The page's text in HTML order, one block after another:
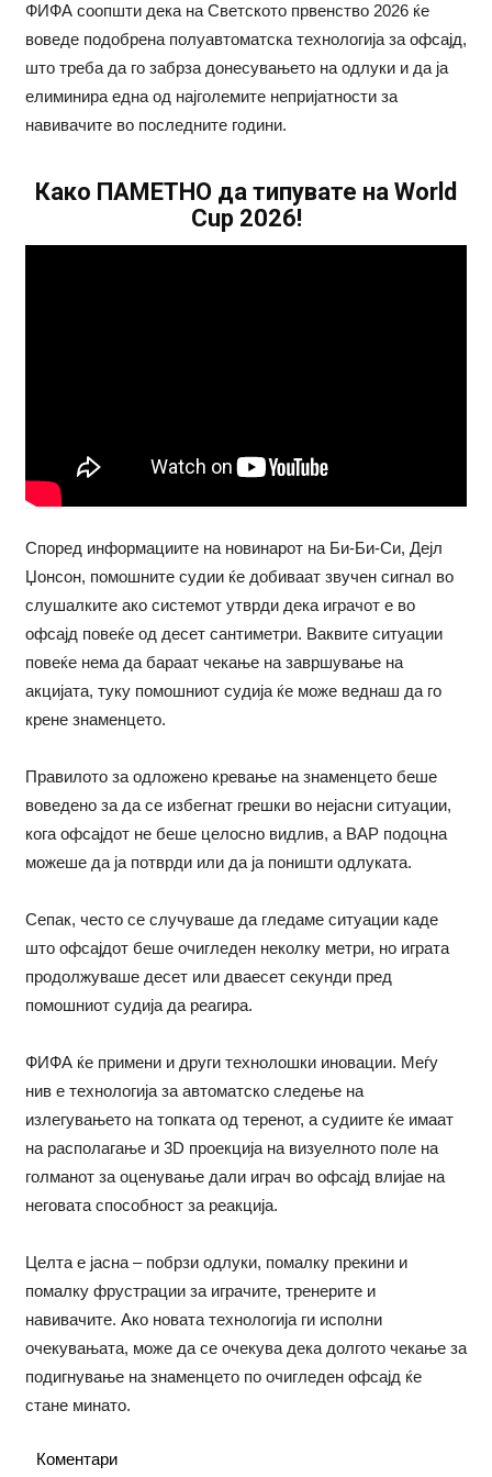
ФИФА соопшти дека на Светското првенство 2026 ќе
воведе подобрена полуавтоматска технологија за офсајд,
што треба да го забрза донесувањето на одлуки и да ја
елиминира една од најголемите непријатности за
навивачите во последните години.
Како ПАМЕТНО да типувате на World
Cup 2026!
Според информациите на новинарот на Би-Би-Си, Дејл
Џонсон, помошните судии ќе добиваат звучен сигнал во
слушалките ако системот утврди дека играчот е во
офсајд повеќе од десет сантиметри. Ваквите ситуации
повеќе нема да бараат чекање на завршување на
акцијата, туку помошниот судија ќе може веднаш да го
крене знаменцето.
Правилото за одложено кревање на знаменцето беше
воведено за да се избегнат грешки во нејасни ситуации,
кога офсајдот не беше целосно видлив, а ВАР подоцна
можеше да ја потврди или да ја поништи одлуката.
Сепак, често се случуваше да гледаме ситуации каде
што офсајдот беше очигледен неколку метри, но играта
продолжуваше десет или дваесет секунди пред
помошниот судија да реагира.
ФИФА ќе примени и други технолошки иновации. Меѓу
нив е технологија за автоматско следење на
излегувањето на топката од теренот, а судиите ќе имаат
на располагање и 3D проекција на визуелното поле на
голманот за оценување дали играч во офсајд влијае на
неговата способност за реакција.
Целта е јасна – побрзи одлуки, помалку прекини и
помалку фрустрации за играчите, тренерите и
навивачите. Ако новата технологија ги исполни
очекувањата, може да се очекува дека долгото чекање за
подигнување на знаменцето по очигледен офсајд ќе
стане минато.
Коментари